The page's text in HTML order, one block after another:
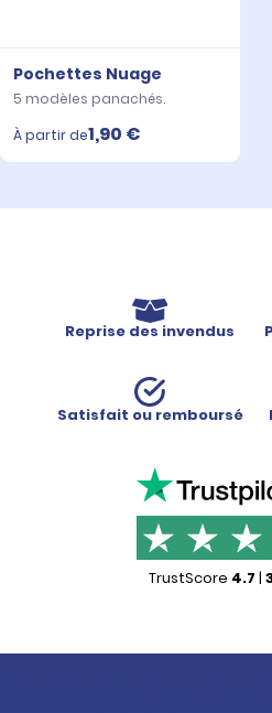
Pochettes Nuage
5 modèles panachés.
À partir de1,90 €
Reprise des invendus
Satisfait ou remboursé
TrustScore 4.7 |